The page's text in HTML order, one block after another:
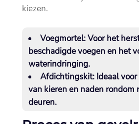
kiezen.​
Voegmortel:Voor het
beschadigde voegen en het
waterindringing.​
Afdichtingskit:Ideaal
van kieren en naden rondom
deuren.​